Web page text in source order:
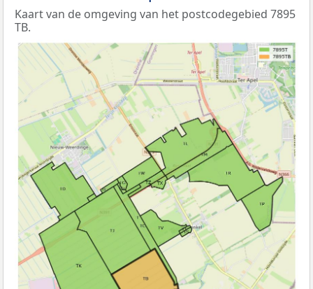
Kaart van de omgeving van het postcodegebied 7895
TB.